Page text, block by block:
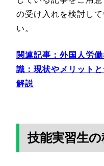
の受け入れを検討し
い。
関連記事： 外国人労
識：現状やメリット
解説
技能実習生